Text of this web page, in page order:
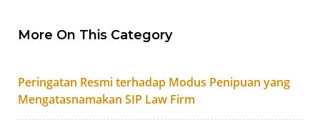
More On This Category
Peringatan Resmi terhadap Modus Penipuan yang
Mengatasnamakan SIP Law Firm